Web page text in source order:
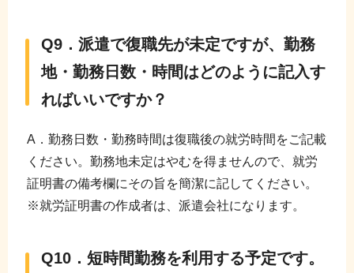
Q9．派遣で復職先が未定ですが、勤務
地・勤務日数・時間はどのように記入す
ればいいですか？
A．勤務日数・勤務時間は復職後の就労時間をご記載
ください。勤務地未定はやむを得ませんので、就労
証明書の備考欄にその旨を簡潔に記してください。
※就労証明書の作成者は、派遣会社になります。
Q10．短時間勤務を利用する予定です。